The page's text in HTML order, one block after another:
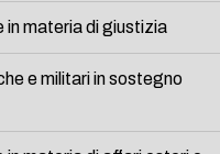
in materia di giustizia
e militari in sostegno